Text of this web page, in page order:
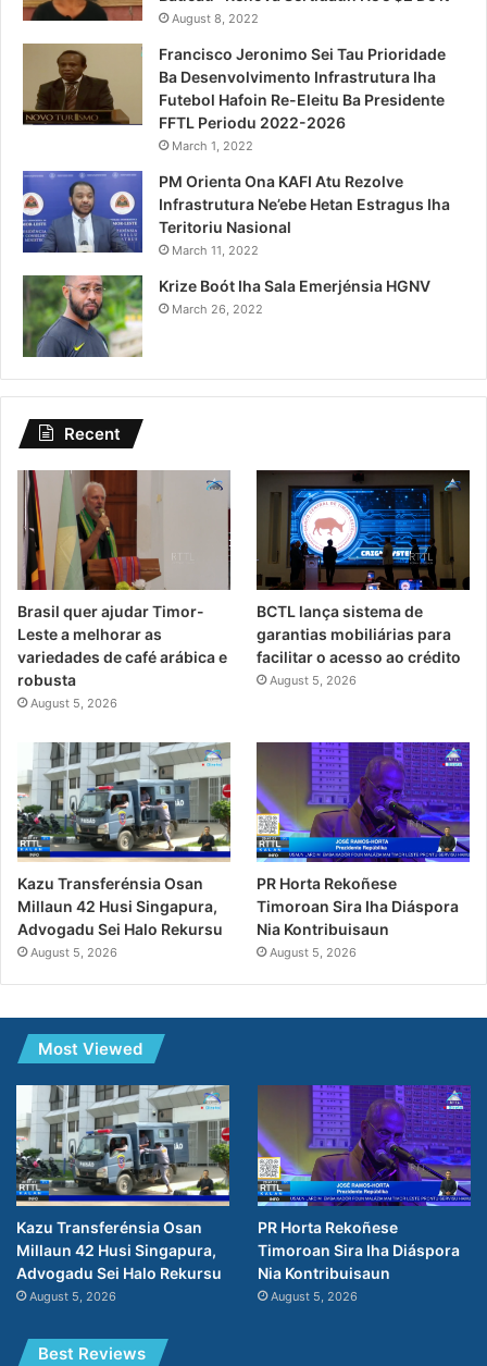
August 8, 2022
Francisco Jeronimo Sei Tau Prioridade
Ba Desenvolvimento Infrastrutura Iha
Futebol Hafoin Re-Eleitu Ba Presidente
FFTL Periodu 2022-2026
March 1, 2022
PM Orienta Ona KAFI Atu Rezolve
Infrastrutura Ne’ebe Hetan Estragus Iha
Teritoriu Nasional
March 11, 2022
Krize Boót Iha Sala Emerjénsia HGNV
March 26, 2022
Recent
Brasil quer ajudar Timor-
Leste a melhorar as
variedades de café arábica e
robusta
August 5, 2026
BCTL lança sistema de
garantias mobiliárias para
facilitar o acesso ao crédito
August 5, 2026
Kazu Transferénsia Osan
Millaun 42 Husi Singapura,
Advogadu Sei Halo Rekursu
August 5, 2026
PR Horta Rekoñese
Timoroan Sira Iha Diáspora
Nia Kontribuisaun
August 5, 2026
Most Viewed
Kazu Transferénsia Osan
Millaun 42 Husi Singapura,
Advogadu Sei Halo Rekursu
August 5, 2026
PR Horta Rekoñese
Timoroan Sira Iha Diáspora
Nia Kontribuisaun
August 5, 2026
Best Reviews